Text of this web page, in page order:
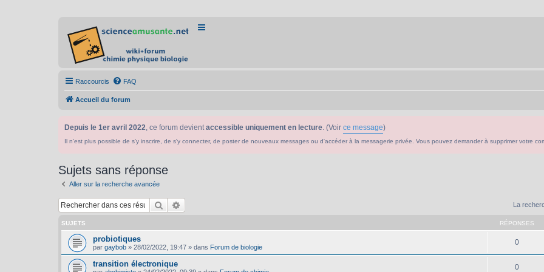
Raccourcis FAQ
Accueil du forum
Depuis le 1er avril 2022, ce forum devientaccessible uniquement en lecture. (Voir ce message)
Il n'est plus possible de s'y inscrire, de s'y connecter, de poster de nouveaux messages ou d'accéder à la messagerie privée. Vous pouvez demander à supprimer votre
Sujets sans réponse
Aller sur la recherche avancée
Rechercher La
SUJETS RÉPONSES
probiotiques
par gaybob » 28/02/2022, 19:47 » dans Forum de biologie
0
transition électronique 0